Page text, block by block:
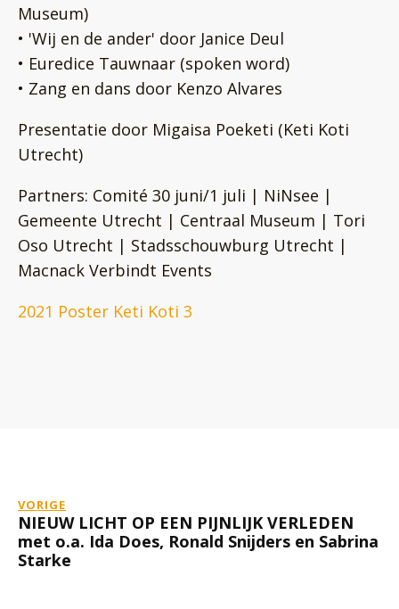
Museum)
• 'Wij en de ander' door Janice Deul
• Euredice Tauwnaar (spoken word)
• Zang en dans door Kenzo Alvares
Presentatie door Migaisa Poeketi (Keti Koti
Utrecht)
Partners: Comité 30 juni/1 juli | NiNsee |
Gemeente Utrecht | Centraal Museum | Tori
Oso Utrecht | Stadsschouwburg Utrecht |
Macnack Verbindt Events
2021 Poster Keti Koti 3
VORIGE
NIEUW LICHT OP EEN PIJNLIJK VERLEDEN
met o.a. Ida Does, Ronald Snijders en Sabrina
Starke